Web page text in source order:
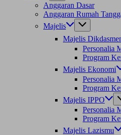
Anggaran Dasar
Anggaran Rumah
Majelis
Majelis
Personalia
Program
Majelis Ekonomi
Personalia
Program
Majelis IPPO
Personalia
Program
Majelis Lazismu